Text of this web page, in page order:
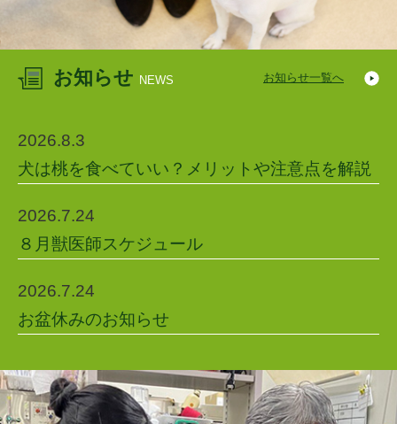
お知らせ NEWS お知らせ一覧へ
2026.8.3
犬は桃を食べていい？メリットや注意点を解説
2026.7.24
８月獣医師スケジュール
2026.7.24
お盆休みのお知らせ